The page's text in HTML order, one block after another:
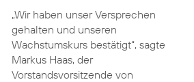
„Wir haben unser Versprechen
gehalten und unseren
Wachstumskurs bestätigt“, sagte
Markus Haas, der
Vorstandsvorsitzende von